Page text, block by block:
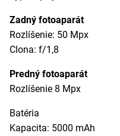
Zadný fotoaparát
Rozlíšenie: 50 Mpx
Clona: f/1,8
Predný fotoaparát
Rozlíšenie 8 Mpx
Batéria
Kapacita: 5000 mAh